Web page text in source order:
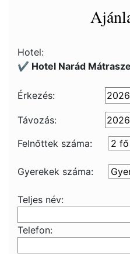
Hotel:
✔️ Hotel Narád
Érkezés:
Távozás:
Felnőttek száma:
Gyerekek száma:
Teljes név:
Telefon: